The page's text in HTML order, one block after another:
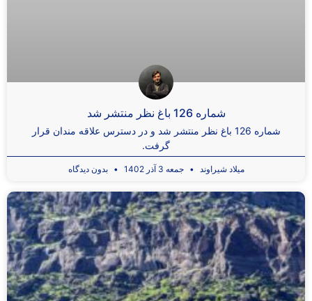
شماره 126 باغ نظر منتشر شد
شماره 126 باغ نظر منتشر شد و در دسترس علاقه مندان قرار
گرفت.
میلاد شیراوند جمعه 3 آذر 1402 بدون دیدگاه